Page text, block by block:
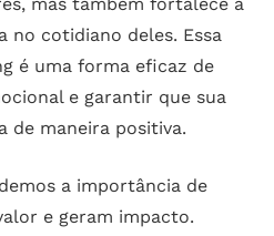
mas também fortalece a
no cotidiano deles. Essa
é uma forma eficaz de
e garantir que sua
de maneira positiva.
a importância de
e geram impacto.